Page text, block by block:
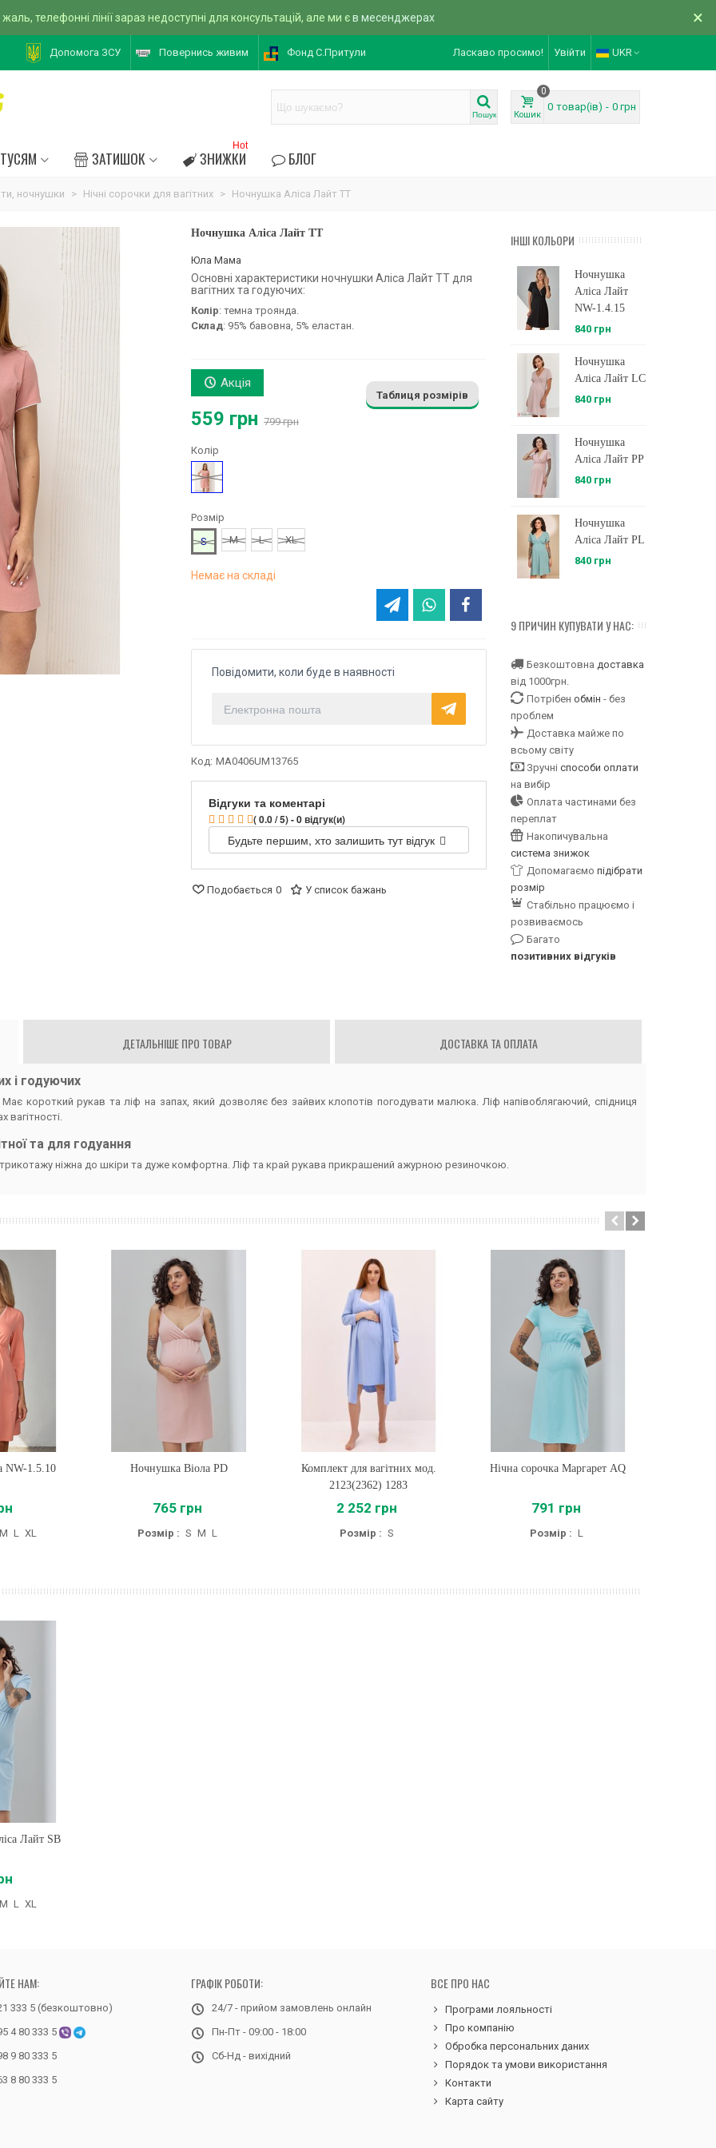
телефонні лінії зараз недоступні для консультацій, але ми єв месенджерах ×
Допомога ЗСУ Повернись живим Фонд С.Притули Ласкаво просимо! Увійти UKR
Пошук Кошик
0
0 товар(ів) - 0 грн
ЗАТИШОК ЗНИЖКИ
Hot
БЛОГ
ночнушки > Нічні сорочки для вагітних > Ночнушка Аліса Лайт TT
Ночнушка Аліса Лайт TT
Юла Мама
Основні характеристики ночнушки Аліса Лайт TT для
вагітних та годуючих:
Колір: темна троянда.
Склад: 95% бавовна, 5% еластан.
Акція
559 грн 799 грн
Таблиця розмірів
Колір
Рожевий
Розмір
S
M L XL
Немає на складі
Повідомити, коли буде в наявності
Код: MA0406UM13765
Відгуки та коментарі
( 0.0 / 5) - 0 відгук(и)
Будьте першим, хто залишить тут відгук
Подобається 0 У список бажань
ІНШІ КОЛЬОРИ
Ночнушка
Аліса Лайт
NW-1.4.15
840 грн
Ночнушка
Аліса Лайт LC
840 грн
Ночнушка
Аліса Лайт PP
840 грн
Ночнушка
Аліса Лайт PL
840 грн
9 ПРИЧИН КУПУВАТИ У НАС:
Безкоштовна доставка
від 1000грн.
Потрібен обмін - без
проблем
Доставка майже по
всьому світу
Зручні способи оплати
на вибір
Оплата частинами без
переплат
Накопичувальна
система знижок
Допомагаємо підібрати
розмір
Стабільно працюємо і
розвиваємось
Багато
позитивних відгуків
ДЕТАЛЬНІШЕ ПРО ТОВАР ДОСТАВКА ТА ОПЛАТА
і годуючих
короткий рукав та ліф на запах, який дозволяє без зайвих клопотів погодувати малюка. Ліф напівоблягаючий, спідниця
вагітності.
та для годуання
ніжна до шкіри та дуже комфортна. Ліф та край рукава прикрашений ажурною резиночкою.
NW-1.5.10
L XL
Купити
Ночнушка Віола PD
765 грн
Розмір : S M L
Купити
Комплект для вагітних мод.
2123(2362) 1283
2 252 грн
Розмір : S
Купити
Нічна сорочка Маргарет AQ
791 грн
Розмір : L
Лайт SB
L XL
НАМ:
333 5 (безкоштовно)
4 80 333 5
9 80 333 5
8 80 333 5
ГРАФІК РОБОТИ:
24/7 - прийом замовлень онлайн
Пн-Пт - 09:00 - 18:00
Сб-Нд - вихідний
ВСЕ ПРО НАС
Програми лояльності
Про компанію
Обробка персональних даних
Порядок та умови використання
Контакти
Карта сайту